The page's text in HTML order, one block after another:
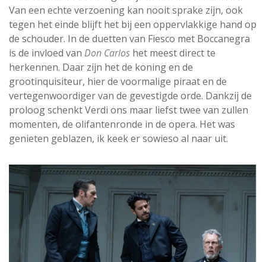
Van een echte verzoening kan nooit sprake zijn, ook
tegen het einde blijft het bij een oppervlakkige hand op
de schouder. In de duetten van Fiesco met Boccanegra
is de invloed van Don Carlos het meest direct te
herkennen. Daar zijn het de koning en de
grootinquisiteur, hier de voormalige piraat en de
vertegenwoordiger van de gevestigde orde. Dankzij de
proloog schenkt Verdi ons maar liefst twee van zullen
momenten, de olifantenronde in de opera. Het was
genieten geblazen, ik keek er sowieso al naar uit.